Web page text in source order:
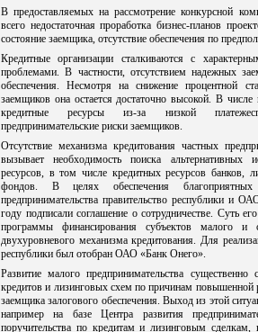
В предоставляемых на рассмотрение конкурсной
всего недостаточная проработка бизнес-планов
состояние заемщика, отсутствие обеспечения по
Кредитные организации сталкиваются с
проблемами. В частности, отсутствием надежных
обеспечения. Несмотря на снижение процентной
заемщиков она остается достаточно высокой. В
кредитные ресурсы из-за низкой
предпринимательские риски заемщиков.
Отсутствие механизма кредитования частных
вызывает необходимость поиска альтернативных
ресурсов, в том числе кредитных ресурсов банков,
фондов. В целях обеспечения
предпринимательства правительство республики и
году подписали соглашение о сотрудничестве. Суть
программы финансирования субъектов малого и
двухуровневого механизма кредитования. Для
республики был отобран ОАО «Банк Онего».
Развитие малого предпринимательства существенно
кредитов и лизинговых схем по причинам повышенной
заемщика залогового обеспечения. Выход из этой
например на базе Центра развития
поручительства по кредитам и лизинговым